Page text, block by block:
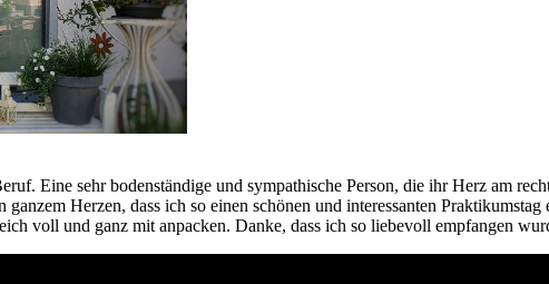
Eine sehr bodenständige und sympathische Person, die ihr Herz am
Herzen, dass ich so einen schönen und interessanten
voll und ganz mit anpacken. Danke, dass ich so liebevoll empfangen